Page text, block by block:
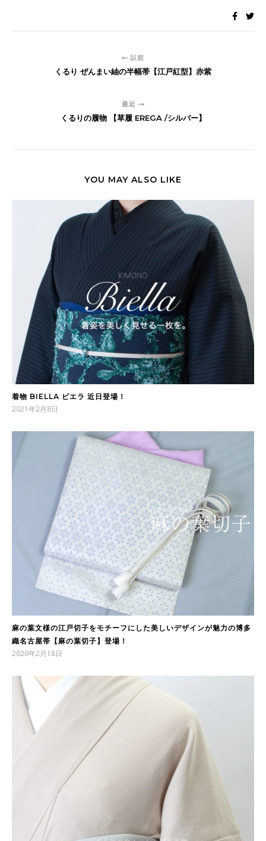
以前
くるり ぜんまい紬の半幅帯【江戸紅型】赤紫
最近
くるりの履物 【草履 EREGA /シルバー】
YOU MAY ALSO LIKE
着物 BIELLA ビエラ 近日登場！
2021年2月8日
麻の葉文様の江戸切子をモチーフにした美しいデザインが魅力の博多
織名古屋帯【麻の葉切子】登場！
2020年2月18日